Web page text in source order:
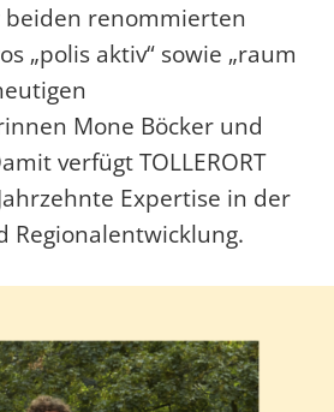
renommierten
„polis aktiv“ sowie „raum
Mone Böcker und
verfügt TOLLERORT
Expertise in der
Regionalentwicklung.